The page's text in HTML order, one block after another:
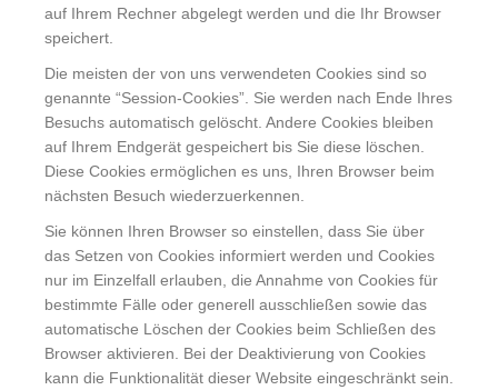
auf Ihrem Rechner abgelegt werden und die Ihr Browser
speichert.
Die meisten der von uns verwendeten Cookies sind so
genannte “Session-Cookies”. Sie werden nach Ende Ihres
Besuchs automatisch gelöscht. Andere Cookies bleiben
auf Ihrem Endgerät gespeichert bis Sie diese löschen.
Diese Cookies ermöglichen es uns, Ihren Browser beim
nächsten Besuch wiederzuerkennen.
Sie können Ihren Browser so einstellen, dass Sie über
das Setzen von Cookies informiert werden und Cookies
nur im Einzelfall erlauben, die Annahme von Cookies für
bestimmte Fälle oder generell ausschließen sowie das
automatische Löschen der Cookies beim Schließen des
Browser aktivieren. Bei der Deaktivierung von Cookies
kann die Funktionalität dieser Website eingeschränkt sein.